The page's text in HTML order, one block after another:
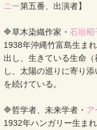
ニー第五番、出演者】
🔷草木染織作家・ 石垣昭
1938年沖縄竹富島生ま
出し、生きている生命
し、太陽の巡りに寄り
を続けている。
🔷哲学者、未来学者・ ア
1932年ハンガリー生ま